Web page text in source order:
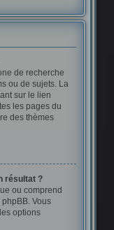
de recherche
ou de sujets. La
sur le lien
les pages du
des thèmes
résultat ?
ou comprend
Vous
options